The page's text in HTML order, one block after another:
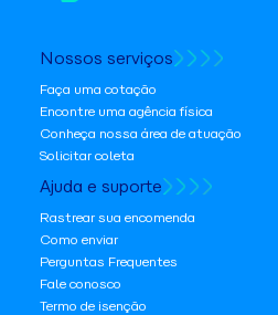
Nossos serviços
Faça uma cotação
Encontre uma agência física
Conheça nossa área de atuação
Solicitar coleta
Ajuda e suporte
Rastrear sua encomenda
Como enviar
Perguntas Frequentes
Fale conosco
Termo de isenção